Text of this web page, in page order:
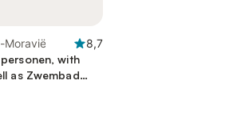
Moravië
8,7
with
as Zwembad